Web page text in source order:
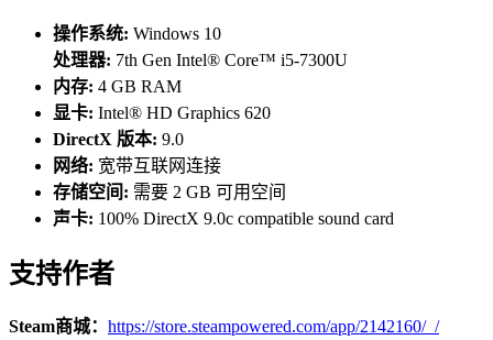
操作系统: Windows 10
处理器: 7th Gen Intel® Core™ i5-7300U
内存: 4 GB RAM
显卡: Intel® HD Graphics 620
DirectX 版本: 9.0
网络: 宽带互联网连接
存储空间: 需要 2 GB 可用空间
声卡: 100% DirectX 9.0c compatible sound card
支持作者
Steam商城： https://store.steampowered.com/app/2142160/_/